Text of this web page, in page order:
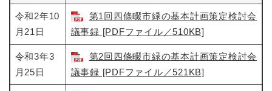
令和2年10
月21日
第1回四條畷市緑の基本計画策定検討会
議事録 [PDFファイル／510KB]
令和3年3
月25日
第2回四條畷市緑の基本計画策定検討会
議事録 [PDFファイル／521KB]